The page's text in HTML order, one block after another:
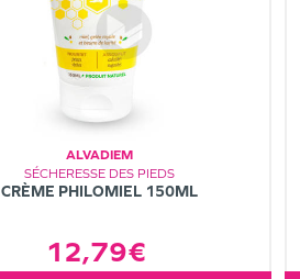
ALVADIEM
SÉCHERESSE DES PIEDS
CRÈME PHILOMIEL 150ML
12,79€